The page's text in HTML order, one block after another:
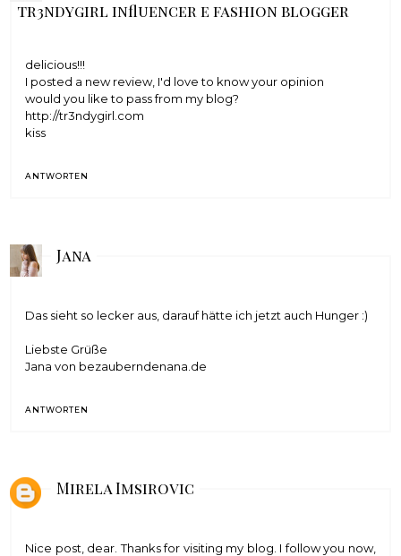
tr3ndygirl influencer e fashion blogger
delicious!!!
I posted a new review, I'd love to know your opinion
would you like to pass from my blog?
http://tr3ndygirl.com
kiss
ANTWORTEN
Jana
Das sieht so lecker aus, darauf hätte ich jetzt auch Hunger :)
Liebste Grüße
Jana von bezauberndenana.de
ANTWORTEN
Mirela Imsirovic
Nice post, dear. Thanks for visiting my blog. I follow you now,